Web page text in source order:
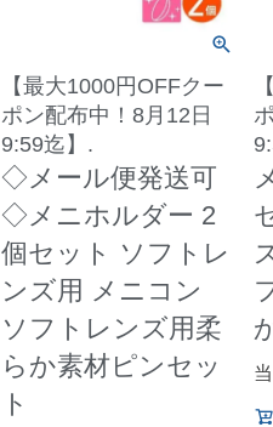
【最大1000円OFFクー
ポン配布中！8月12日
9:59迄】.
◇メール便発送可
◇メニホルダー 2
個セット ソフトレ
ンズ用 メニコン
ソフトレンズ用柔
らか素材ピンセッ
ト